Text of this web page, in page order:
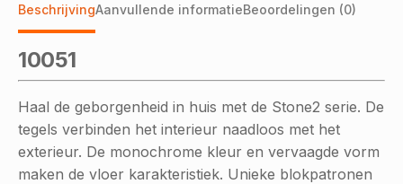
BeschrijvingAanvullende informatieBeoordelingen (0)
10051
Haal de geborgenheid in huis met de Stone2 serie. De
tegels verbinden het interieur naadloos met het
exterieur. De monochrome kleur en vervaagde vorm
maken de vloer karakteristiek. Unieke blokpatronen